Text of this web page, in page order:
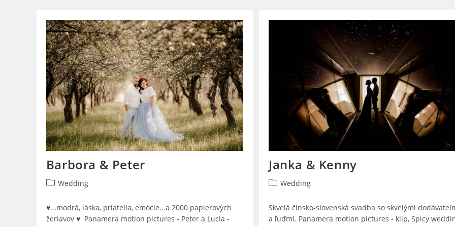
Barbora & Peter
PostWedding
♥...modrá, láska, priatelia, emócie...a 2000 papierových
žeriavov ♥ Panamera motion pictures - Peter a Lucia -
Janka & Kenny
PostWedding
Skvelá čínsko-slovenská svadba so skvelými
a ľuďmi. Panamera motion pictures - klip, Spicy